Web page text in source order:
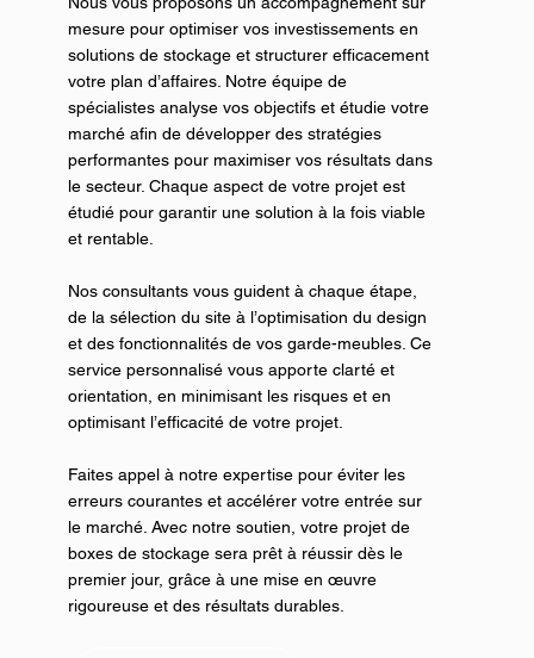
mesure pour optimiser vos investissements en
solutions de stockage et structurer efficacement
votre plan d’affaires. Notre équipe de
spécialistes analyse vos objectifs et étudie votre
marché afin de développer des stratégies
performantes pour maximiser vos résultats dans
le secteur. Chaque aspect de votre projet est
étudié pour garantir une solution à la fois viable
et rentable.
Nos consultants vous guident à chaque étape,
de la sélection du site à l’optimisation du design
et des fonctionnalités de vos garde-meubles. Ce
service personnalisé vous apporte clarté et
orientation, en minimisant les risques et en
optimisant l’efficacité de votre projet.
Faites appel à notre expertise pour éviter les
erreurs courantes et accélérer votre entrée sur
le marché. Avec notre soutien, votre projet de
boxes de stockage sera prêt à réussir dès le
premier jour, grâce à une mise en œuvre
rigoureuse et des résultats durables.